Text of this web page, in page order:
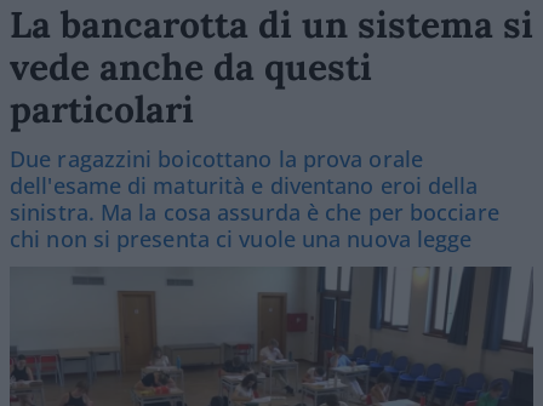
La bancarotta di un sistema si
vede anche da questi
particolari
Due ragazzini boicottano la prova orale
dell'esame di maturità e diventano eroi della
sinistra. Ma la cosa assurda è che per bocciare
chi non si presenta ci vuole una nuova legge